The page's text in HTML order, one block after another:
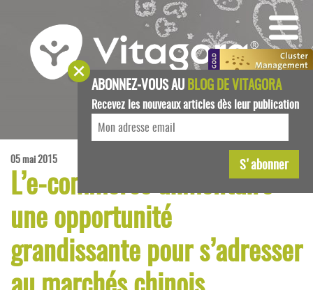
05 mai 2015
L’e-commerce alimentaire :
une opportunité
grandissante pour s’adresser
ABONNEZ-VOUS AUBLOG DE VITAGORA
Recevez les nouveaux articles dès leur publication